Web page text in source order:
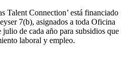
Talent Connection’ está financiado
7(b), asignados a toda Oficina
de cada año para subsidios que
laboral y empleo.